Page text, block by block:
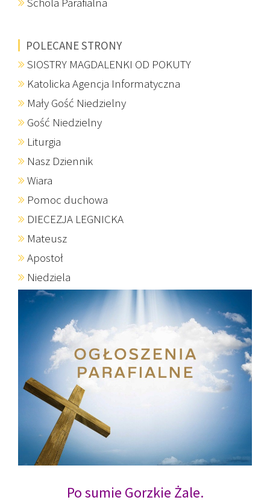
POLECANE STRONY
SIOSTRY MAGDALENKI OD POKUTY
Katolicka Agencja Informatyczna
Mały Gość Niedzielny
Gość Niedzielny
Liturgia
Nasz Dziennik
Wiara
Pomoc duchowa
DIECEZJA LEGNICKA
Mateusz
Apostoł
Niedziela
Po sumie Gorzkie Żale.